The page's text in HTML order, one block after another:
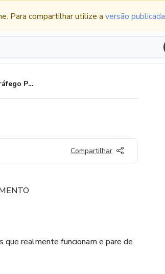
Para compartilhar utilize a versão publicada
FaceADS - Tráfego Pago
Compartilhar
que realmente funcionam e pare de